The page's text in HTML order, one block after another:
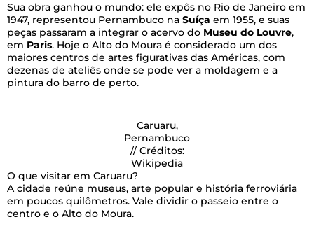
Sua obra ganhou o mundo: ele expôs no Rio de Janeiro em
1947, representou Pernambuco na Suíça em 1955, e suas
peças passaram a integrar o acervo do Museu do Louvre,
em Paris. Hoje o Alto do Moura é considerado um dos
maiores centros de artes figurativas das Américas, com
dezenas de ateliês onde se pode ver a moldagem e a
pintura do barro de perto.
Caruaru,
Pernambuco
// Créditos:
Wikipedia
O que visitar em Caruaru?
A cidade reúne museus, arte popular e história ferroviária
em poucos quilômetros. Vale dividir o passeio entre o
centro e o Alto do Moura.